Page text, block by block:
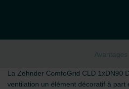
Avantages
La Zehnder ComfoGrid CLD 1xDN90
ventilation un élément décoratif à part